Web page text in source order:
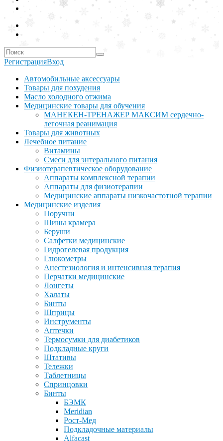
РегистрацияВход
Автомобильные аксессуары
Товары для похудения
Масло холодного отжима
Медицинские товары для обучения
МАНЕКЕН-ТРЕНАЖЕР МАКСИМ сердечно-
легочная реанимация
Товары для животных
Лечебное питание
Витамины
Смеси для энтерального питания
Физиотерапевтическое оборудование
Аппараты комплексной терапии
Аппараты для физиотерапии
Медицинские аппараты низкочастотной терапии
Медицинские изделия
Поручни
Шины крамера
Беруши
Салфетки медицинские
Гидрогелевая продукция
Глюкометры
Анестезиология и интенсивная терапия
Перчатки медицинские
Лонгеты
Халаты
Бинты
Шприцы
Инструменты
Аптечки
Термосумки для диабетиков
Подкладные круги
Штативы
Тележки
Таблетницы
Спринцовки
Бинты
БЭМК
Meridian
Рост-Мед
Подкладочные материалы
Alfacast